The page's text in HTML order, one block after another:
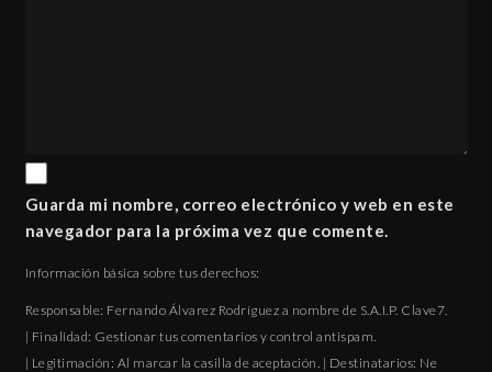
Guarda mi nombre, correo electrónico y web en este
navegador para la próxima vez que comente.
Información básica sobre tus derechos:
Responsable: Fernando Álvarez Rodríguez a nombre de S.A.I.P. Clave7.
| Finalidad: Gestionar tus comentarios y control antispam.
| Legitimación: Al marcar la casilla de aceptación. | Destinatarios: Ne